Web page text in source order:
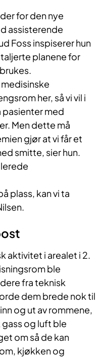
for den nye
assisterende
Foss inspiserer hun
planene for
her, så vi vil i
pasienter med
Men dette må
gjør at vi får et
smitte, sier hun.
plass, kan vi ta
aktivitet i arealet i 2.
ble
fra teknisk
dem brede nok til
og ut av rommene,
og luft ble
om så de kan
kjøkken og